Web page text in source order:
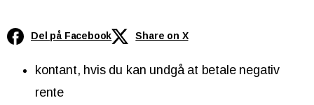
Del på Facebook Share on X
kontant, hvis du kan undgå at betale negativ
rente